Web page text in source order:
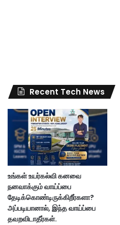
Recent Tech News
உங்கள் உயர்கல்வி கனவை
நனவாக்கும் வாய்ப்பை
தேடிக்கொண்டிருக்கிறீர்களா?
அப்படியானால், இந்த வாய்ப்பை
தவறவிடாதீர்கள்.